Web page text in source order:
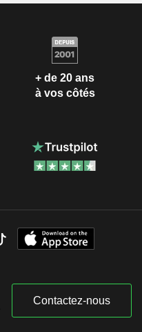
+ de 20 ans
à vos côtés
Contactez-nous